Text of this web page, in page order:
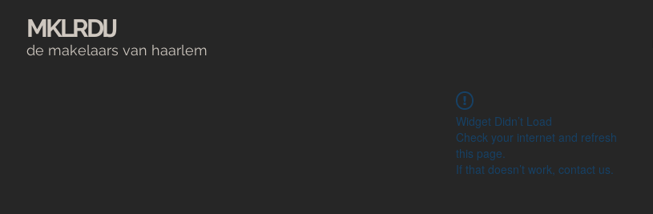
MKLRDIJ
de makelaars van haarlem
Widget Didn’t Load
Check your internet and refresh
this page.
If that doesn’t work, contact us.